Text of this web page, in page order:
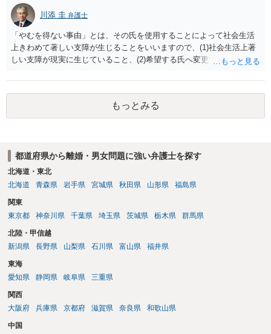
川添 圭 弁護士
「やむを得ない事由」とは、その氏を使用することによって社会生活
上きわめて著しい支障が生じることをいいますので、(1)社会生活上著
しい支障が現実に生じていること、(2)希望する氏へ変更できればその
できるかどうかがポイントです。 記録中に現れた一切の事情が判断対
象ですので、上記(1)と(2)を説明できる資料は全て（ただし理路整然
に）提出することが必要になります。「フラッシュバック」とのこと
なので、例えば、医学上確立されているPTSDの診断基準に合致した説
護士へ依頼しても苦労することが強く予想されるところです。、もし
本人申立てをお考えであれば、医学知識はもちろん法律知識も要求さ
れますので、性急な申立てをせず、知識と資料をしっかりと揃えて、
もっとみる
都道府県から離婚・男女問題に強い弁護士を探す
北海道・東北
北海道
青森県 岩手県 宮城県 秋田県 山形県 福島県
関東
東京都
神奈川県 千葉県 埼玉県 茨城県 栃木県 群馬県
北陸・甲信越
新潟県
長野県 山梨県 石川県 富山県 福井県
東海
愛知県
静岡県 岐阜県 三重県
関西
大阪府
兵庫県 京都府 滋賀県 奈良県 和歌山県
中国